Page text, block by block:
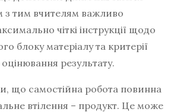
з тим вчителям важливо
чіткі інструкції щодо
блоку матеріалу та критерії
результату.
що самостійна робота повинна
втілення – продукт. Це може